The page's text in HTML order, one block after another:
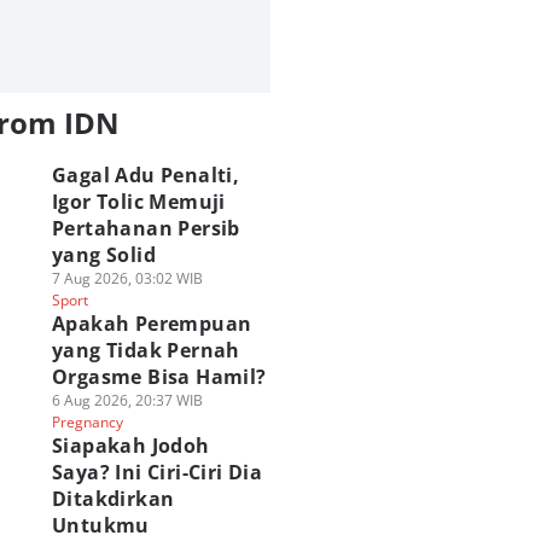
IDN
Gagal Adu Penalti,
Igor Tolic Memuji
Pertahanan Persib
yang Solid
7 Aug 2026, 03:02 WIB
Sport
Apakah Perempuan
yang Tidak Pernah
Orgasme Bisa Hamil?
6 Aug 2026, 20:37 WIB
Pregnancy
Siapakah Jodoh
Saya? Ini Ciri-Ciri Dia
Ditakdirkan
Untukmu